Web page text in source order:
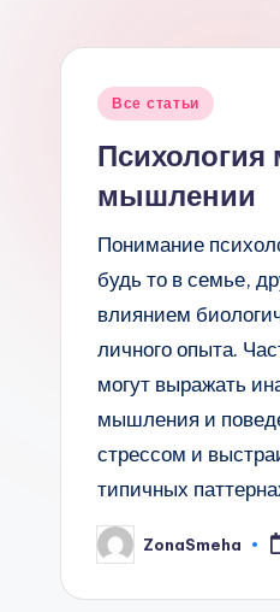
Опубликовано
Все статьи
мышлении
Понимание
будь то в семье,
влиянием
личного опыта.
могут выражать
мышления и
стрессом и
типичных
Запись
от
ZonaSmeha